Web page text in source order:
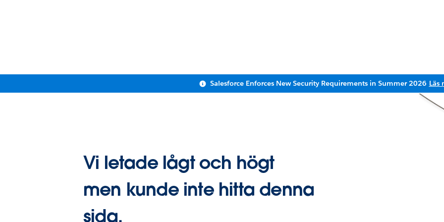
Salesforce Enforces New Security Requirements in Summer 2026 Läs
Vi letade lågt och högt
men kunde inte hitta denna
sida.